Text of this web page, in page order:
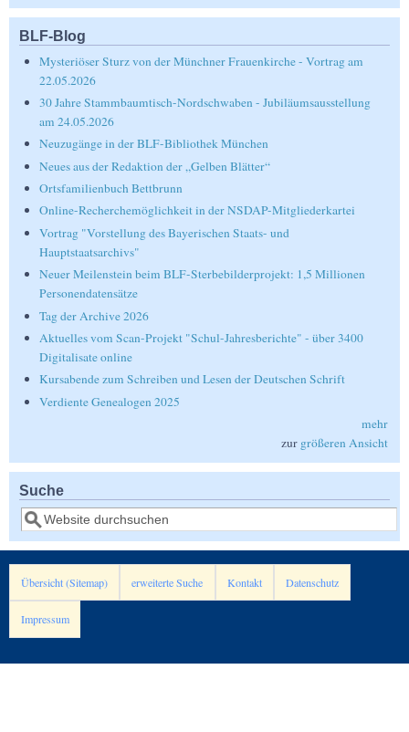
BLF-Blog
Mysteriöser Sturz von der Münchner Frauenkirche - Vortrag am
22.05.2026
30 Jahre Stammbaumtisch-Nordschwaben - Jubiläumsausstellung
am 24.05.2026
Neuzugänge in der BLF-Bibliothek München
Neues aus der Redaktion der „Gelben Blätter“
Ortsfamilienbuch Bettbrunn
Online-Recherchemöglichkeit in der NSDAP-Mitgliederkartei
Vortrag "Vorstellung des Bayerischen Staats- und
Hauptstaatsarchivs"
Neuer Meilenstein beim BLF-Sterbebilderprojekt: 1,5 Millionen
Personendatensätze
Tag der Archive 2026
Aktuelles vom Scan-Projekt "Schul-Jahresberichte" - über 3400
Digitalisate online
Kursabende zum Schreiben und Lesen der Deutschen Schrift
Verdiente Genealogen 2025
mehr
zur größeren Ansicht
Suche
Suche
Übersicht (Sitemap) erweiterte Suche Kontakt Datenschutz
Impressum